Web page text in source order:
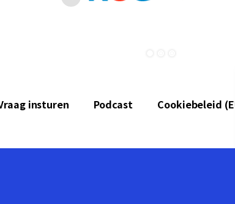
insturen Podcast Cookiebeleid